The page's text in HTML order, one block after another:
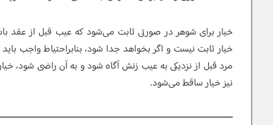
خيار براى شوهر در صورتى ثابت مى‌شود كه عيب قبل از عقد
خيار ثابت نيست و اگر بخواهد جدا شود، بنابراحتياط‍‌ واجب
مرد قبل از نزديكى به عيب زنش آگاه شود و به آن راضى شود،
نيز خيار ساقط‍‌ مى‌شود.